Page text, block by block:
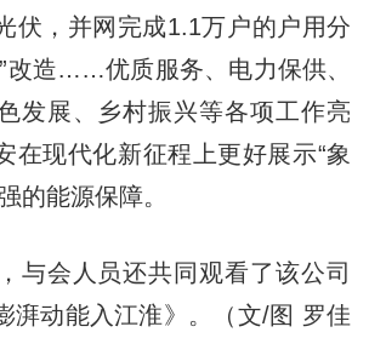
伏，并网完成1.1万户的户用分
改造……优质服务、电力保供、
发展、乡村振兴等各项工作亮
在现代化新征程上更好展示“象
的能源保障。
会人员还共同观看了该公司
湃动能入江淮》。（文/图 罗佳